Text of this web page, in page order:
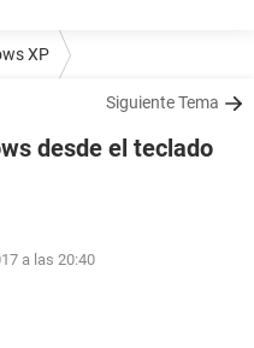
XP
Siguiente Tema
desde el teclado
a las 20:40